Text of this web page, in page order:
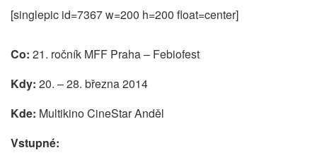
[singlepic id=7367 w=200 h=200 float=center]
Co: 21. ročník MFF Praha – Febiofest
Kdy: 20. – 28. března 2014
Kde: Multikino CineStar Anděl
Vstupné: